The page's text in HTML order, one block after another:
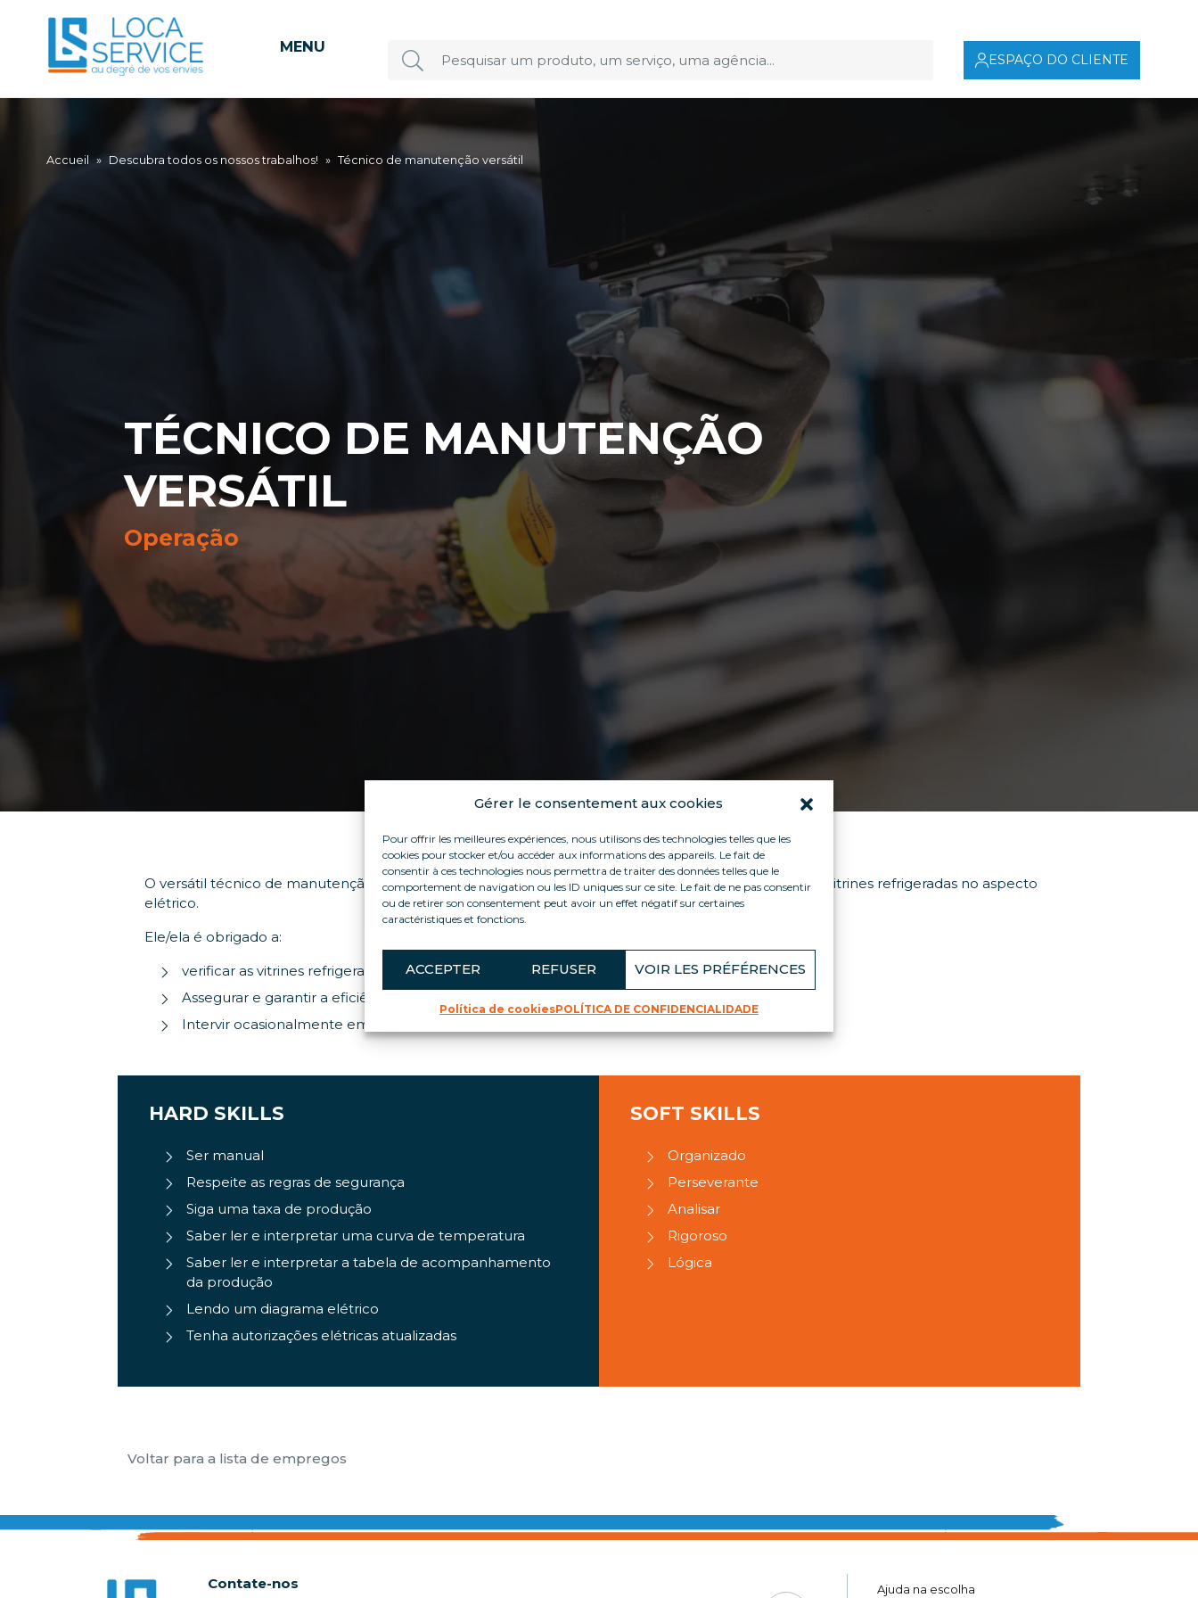
Gérer le consentement aux cookies
Pour offrir les meilleures expériences, nous utilisons des technologies telles que les
cookies pour stocker et/ou accéder aux informations des appareils. Le fait de
consentir à ces technologies nous permettra de traiter des données telles que le
comportement de navigation ou les ID uniques sur ce site. Le fait de ne pas consentir
ou de retirer son consentement peut avoir un effet négatif sur certaines
caractéristiques et fonctions.
ACCEPTER REFUSER VOIR LES PRÉFÉRENCES
Política de cookiesPOLÍTICA DE CONFIDENCIALIDADE
MENU
ESPAÇO DO CLIENTE
Accueil » Descubra todos os nossos trabalhos! » Técnico de manutenção versátil
TÉCNICO DE MANUTENÇÃO
VERSÁTIL
Operação
O versátil técnico de manutenção é responsável pela manutenção, reparo, revisão e modificação de vitrines refrigeradas no aspecto
elétrico.
Ele/ela é obrigado a:
verificar as vitrines refrigeradas no retorno à agência
Assegurar e garantir a eficiência dos processos
Intervir ocasionalmente em feiras…
HARD SKILLS
Ser manual
Respeite as regras de segurança
Siga uma taxa de produção
Saber ler e interpretar uma curva de temperatura
Saber ler e interpretar a tabela de acompanhamento
da produção
Lendo um diagrama elétrico
Tenha autorizações elétricas atualizadas
SOFT SKILLS
Organizado
Perseverante
Analisar
Rigoroso
Lógica
Voltar para a lista de empregos
Contate-nos Ajuda na escolha